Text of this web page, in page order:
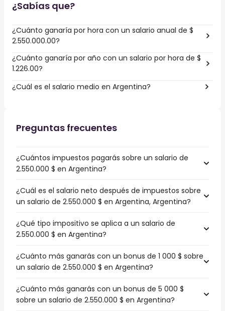
¿Sabías que?
¿Cuánto ganaría por hora con un salario anual de $
2.550.000.00?
¿Cuánto ganaría por año con un salario por hora de $
1.226.00?
¿Cuál es el salario medio en Argentina?
Preguntas frecuentes
¿Cuántos impuestos pagarás sobre un salario de
2.550.000 $ en Argentina?
¿Cuál es el salario neto después de impuestos sobre
un salario de 2.550.000 $ en Argentina, Argentina?
¿Qué tipo impositivo se aplica a un salario de
2.550.000 $ en Argentina?
¿Cuánto más ganarás con un bonus de 1 000 $ sobre
un salario de 2.550.000 $ en Argentina?
¿Cuánto más ganarás con un bonus de 5 000 $
sobre un salario de 2.550.000 $ en Argentina?